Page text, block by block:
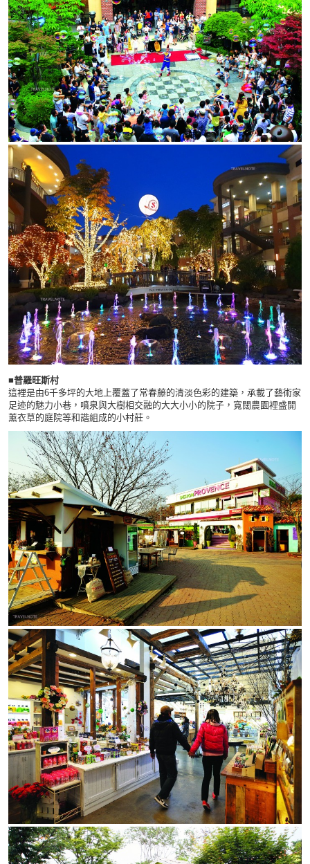
■普羅旺斯村
這裡是由6千多坪的大地上覆蓋了常春藤的清淡色彩的建築，承載了藝術家
足迹的魅力小巷，噴泉與大樹相交融的大大小小的院子，寬闊農園裡盛開
薰衣草的庭院等和諧組成的小村莊。